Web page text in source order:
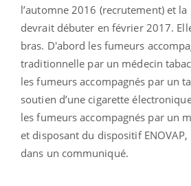
l’automne 2016 (recrutement) et
devrait débuter en février 2017.
bras. D'abord les fumeurs
traditionnelle par un médecin
les fumeurs accompagnés par un
soutien d’une cigarette
les fumeurs accompagnés par un
et disposant du dispositif
dans un communiqué.